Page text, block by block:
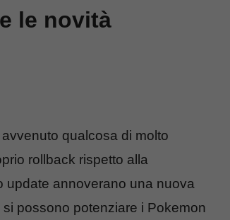
le novità
avvenuto qualcosa di molto
rollback rispetto alla
update annoverano una nuova
possono potenziare i Pokemon